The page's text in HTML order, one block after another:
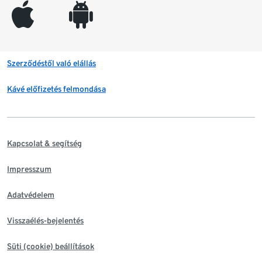
appleinc android
Szerződéstől való elállás
Kávé előfizetés felmondása
Kapcsolat & segítség
Impresszum
Adatvédelem
Visszaélés-bejelentés
Süti (cookie) beállítások